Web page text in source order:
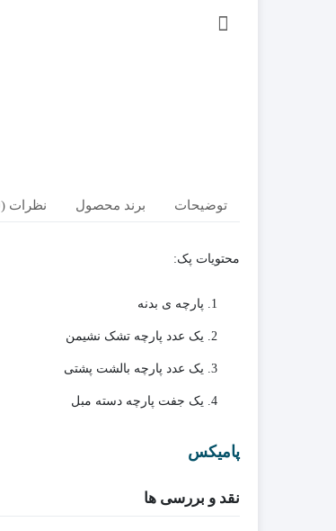
توضیحات برند محصول نظرات (0)
محتویات پک:
پارچه ی بدنه
یک عدد پارچه تشک نشیمن
یک عدد پارچه بالشت پشتی
یک جفت پارچه دسته مبل
پامیکس
نقد و بررسی ها